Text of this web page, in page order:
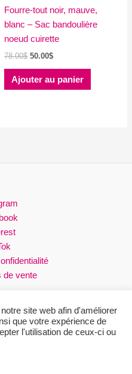
du
produit
Fourre-tout noir, mauve,
blanc – Sac bandoulière
noeud cuirette
78.00$ Le
initial
était :
50.00$Le
actuel
est :
Ajouter au panier
de vente
© 2026 Loli
North Studios
site web afin d'améliorer
que votre expérience de
l'utilisation de ceux-ci ou